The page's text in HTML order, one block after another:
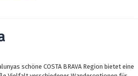
schöne COSTA BRAVA Region bietet eine